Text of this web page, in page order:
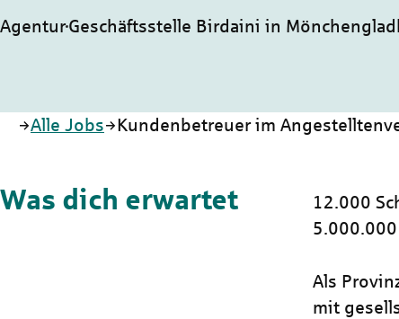
AgenturGeschäftsstelle Birdaini in
Startseite
Alle Jobs Kundenbetreuer im
Was dich erwartet
12.000
Als
mit